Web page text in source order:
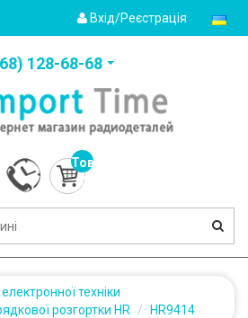
Вхід/Реєстрація
128-68-68
Товарів:
0
(0.0грн.)
техніки
розгортки HR
HR9414